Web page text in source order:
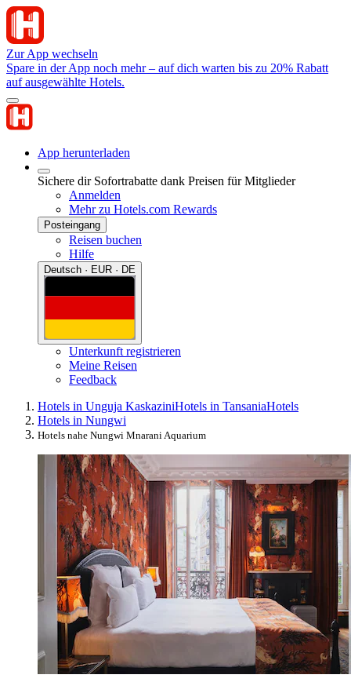
Zur App wechseln
Spare in der App noch mehr – auf dich warten bis zu 20% Rabatt
auf ausgewählte Hotels.
App herunterladen
Sichere dir Sofortrabatte dank Preisen für Mitglieder
Anmelden
Mehr zu Hotels.com Rewards
Posteingang
Reisen buchen
Hilfe
Deutsch · EUR · DE
Unterkunft registrieren
Meine Reisen
Feedback
Hotels in Unguja KaskaziniHotels in TansaniaHotels
Hotels in Nungwi
Hotels nahe Nungwi Mnarani Aquarium